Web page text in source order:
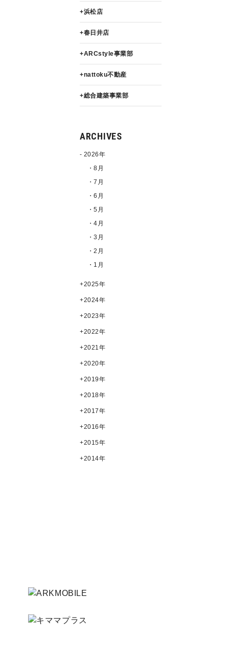
浜松店
春日井店
ARCstyle事業部
nattoku不動産
総合建築事業部
ARCHIVES
2026年
・8月
・7月
・6月
・5月
・4月
・3月
・2月
・1月
2025年
2024年
2023年
2022年
2021年
2020年
2019年
2018年
2017年
2016年
2015年
2014年